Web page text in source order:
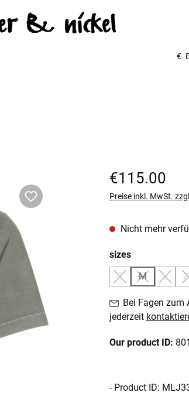
€
Regulärer Preis:
€115.00
Preise inkl. MwSt.
Nicht mehr
sizesauswählen
S
(Diese Option ist
M
(Diese
L
Bei Fagen zum
jederzeit
Our product ID:
- Product ID: